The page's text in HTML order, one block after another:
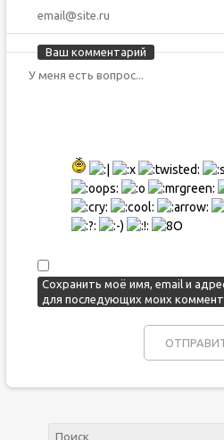
Ваш комментарий
Сохранить моё имя, email и
для последующих моих